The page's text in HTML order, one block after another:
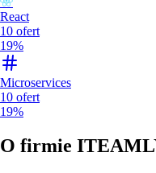
React
10 ofert
19%
Microservices
10 ofert
19%
O firmie